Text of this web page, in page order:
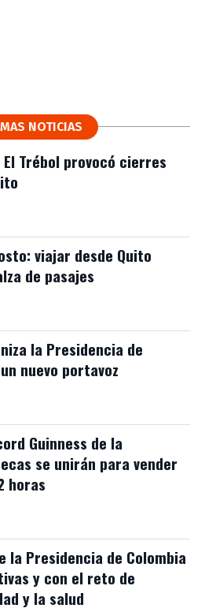
NOTICIAS
Trébol provocó cierres
viajar desde Quito
de pasajes
la Presidencia de
nuevo portavoz
Guinness de la
se unirán para vender
horas
la Presidencia de Colombia
y con el reto de
y la salud